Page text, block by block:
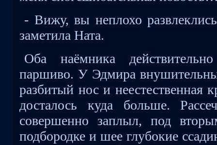
- Вижу, вы неплохо
заметила Ната.
Оба наёмника
паршиво. У Эдмира
разбитый нос и неестественная
досталось куда больше.
совершенно заплыл, под
подбородке и шее глубокие